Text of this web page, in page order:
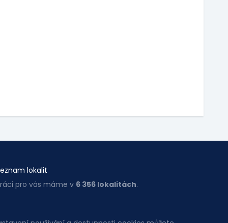
lokalit
pro vás máme v 6 356 lokalitách.